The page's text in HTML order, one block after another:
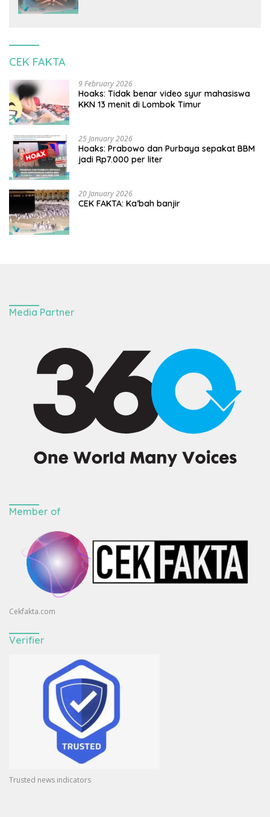
CEK FAKTA
9 February 2026
Hoaks: Tidak benar video syur mahasiswa
KKN 13 menit di Lombok Timur
25 January 2026
Hoaks: Prabowo dan Purbaya sepakat BBM
jadi Rp7.000 per liter
20 January 2026
CEK FAKTA: Ka’bah banjir
Media Partner
Member of
Cekfakta.com
Verifier
Trusted news indicators